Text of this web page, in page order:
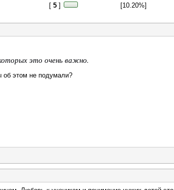
[ 5 ]
[10.20%]
это очень важно.
об этом не подумали?